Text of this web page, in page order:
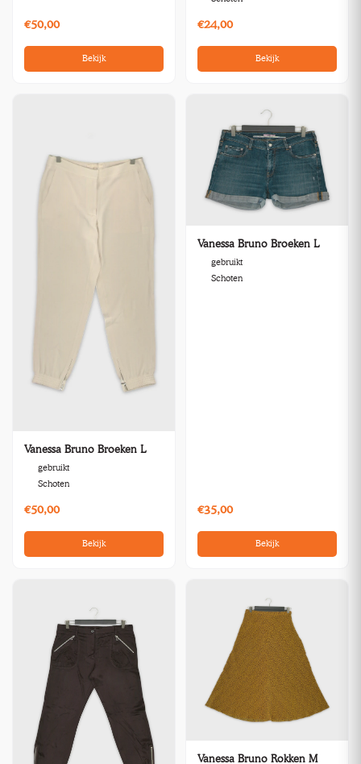
€50,00
Bekijk
€24,00
Bekijk
Vanessa Bruno Broeken L
gebruikt
Schoten
€50,00
Bekijk
Vanessa Bruno Broeken L
gebruikt
Schoten
€35,00
Bekijk
Vanessa Bruno Rokken M